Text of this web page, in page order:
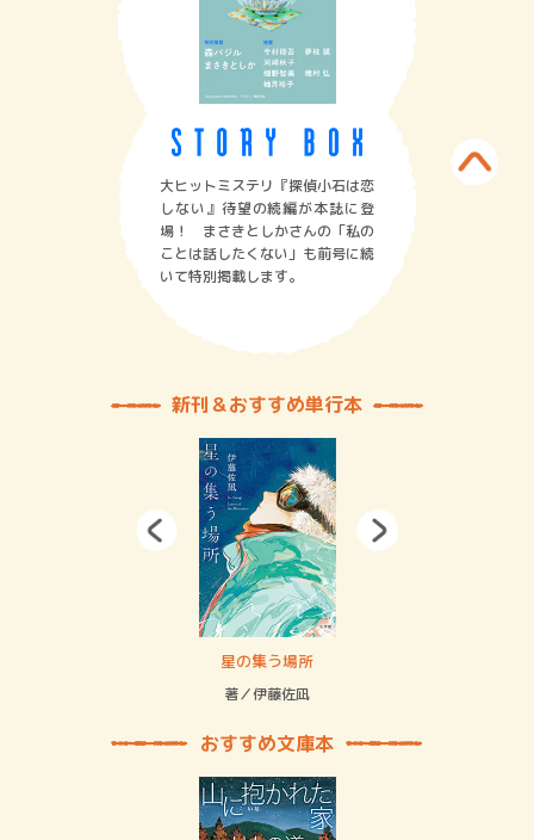
大ヒットミステリ『探偵小石は恋
しない』待望の続編が本誌に登
場！ まさきとしかさんの「私の
ことは話したくない」も前号に続
いて特別掲載します。
新刊＆おすすめ単行本
星の集う場所
著／伊藤佐凪
おすすめ文庫本